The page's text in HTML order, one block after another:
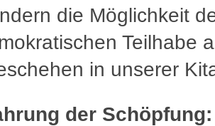
die Möglichkeit
Teilhabe
in unserer
der